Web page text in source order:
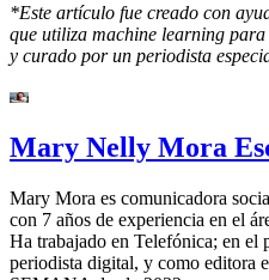
*Este artículo fue creado con
que utiliza machine learning
y curado por un periodista
Mary Nelly Mora
Mary Mora es comunicadora
con 7 años de experiencia en el
Ha trabajado en Telefónica; en
periodista digital, y como editora